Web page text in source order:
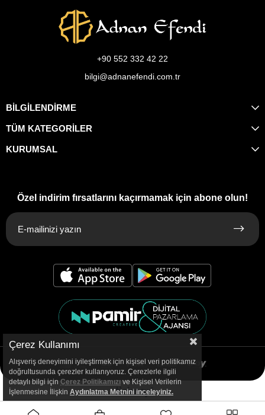
+90 552 332 42 22
bilgi@adnanefendi.com.tr
BİLGİLENDİRME
TÜM KATEGORİLER
KURUMSAL
Özel indirim fırsatlarını kaçırmamak için abone olun!
Çerez Kullanımı
Alışveriş deneyimini iyileştirmek için kişisel veri politikamız
doğrultusunda çerezler kullanıyoruz. Çerezlerle ilgili
detaylı bilgi için Çerez Politikamızı ve Kişisel Verilerin
İşlenmesine İlişkin Aydınlatma Metnini inceleyiniz.